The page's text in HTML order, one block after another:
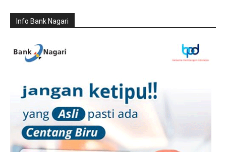
Info Bank Nagari